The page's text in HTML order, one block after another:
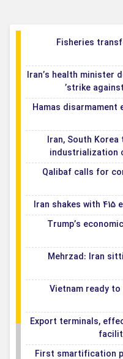
Fisheries
Iran’s health minister
strike
Hamas
Iran, South
industrialization
Qalibaf calls for
Iran shakes with 415
Trump’s
Mehrzad: Iran
Vietnam ready
Export terminals,
First smartification